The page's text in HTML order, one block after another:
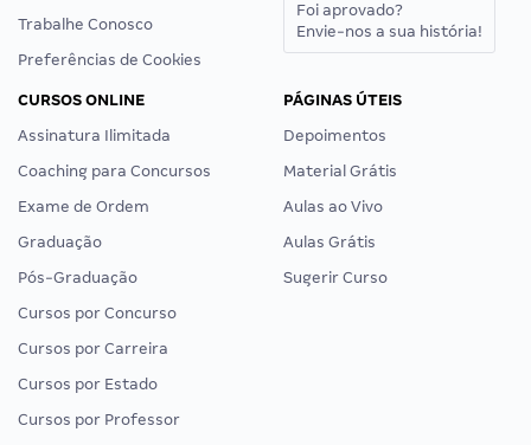
Trabalhe Conosco
Preferências de Cookies
Foi aprovado?
Envie-nos a sua história!
CURSOS ONLINE
Assinatura Ilimitada
Coaching para Concursos
Exame de Ordem
Graduação
Pós-Graduação
Cursos por Concurso
Cursos por Carreira
Cursos por Estado
Cursos por Professor
PÁGINAS ÚTEIS
Depoimentos
Material Grátis
Aulas ao Vivo
Aulas Grátis
Sugerir Curso